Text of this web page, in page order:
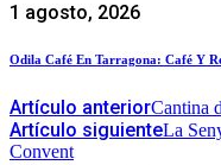
1 agosto, 2026
Odila Café En Tarragona: Café Y
Artículo anteriorCantina
Artículo siguienteLa
Convent